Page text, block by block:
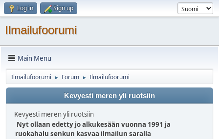
Log in Sign up
Ilmailufoorumi
Main Menu
Ilmailufoorumi ► Forum ► Ilmailufoorumi
Kevyesti meren yli ruotsiin
Kevyesti meren yli ruotsiin
Nyt ollaan edetty jo alkukesään vuonna 1991 ja
ruokahalu senkun kasvaa ilmailun saralla